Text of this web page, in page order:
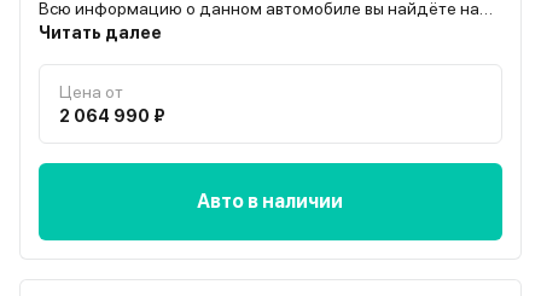
Всю информацию о данном автомобиле вы найдёте на
странице “О модели”
Читать далее
Цена от
2 064 990 ₽
Авто в наличии